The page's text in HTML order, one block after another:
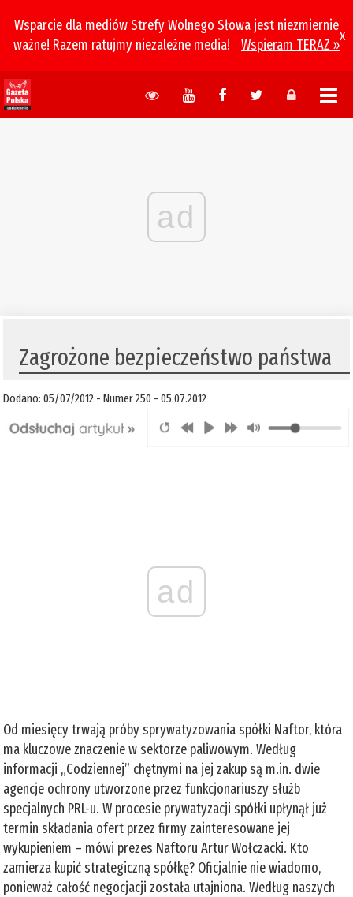
Wsparcie dla mediów Strefy Wolnego Słowa jest niezmiernie
ważne! Razem ratujmy niezależne media!
Wspieram TERAZ »
x
ad
Zagrożone bezpieczeństwo państwa
Dodano: 05/07/2012 - Numer 250 - 05.07.2012
ad
Od miesięcy trwają próby sprywatyzowania spółki Naftor, która
ma kluczowe znaczenie w sektorze paliwowym. Według
informacji „Codziennej” chętnymi na jej zakup są m.in. dwie
agencje ochrony utworzone przez funkcjonariuszy służb
specjalnych PRL-u. W procesie prywatyzacji spółki upłynął już
termin składania ofert przez firmy zainteresowane jej
wykupieniem – mówi prezes Naftoru Artur Wołczacki. Kto
zamierza kupić strategiczną spółkę? Oficjalnie nie wiadomo,
ponieważ całość negocjacji została utajniona. Według naszych